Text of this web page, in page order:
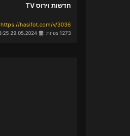
חדשות וירוס TV
https://hasifot.com/v/3036
1273 צפיות